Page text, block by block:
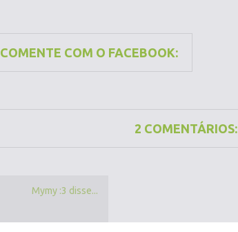
COMENTE COM O FACEBOOK:
2 COMENTÁRIOS:
Mymy :3 disse...